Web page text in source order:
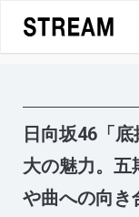
content
日向坂46「
大の魅力。五
や曲への向き